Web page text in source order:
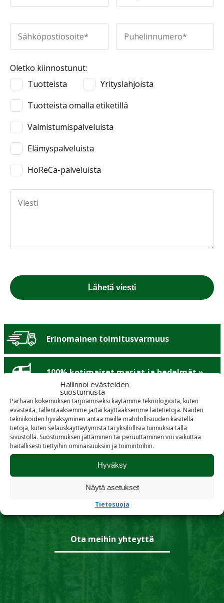
Hallinnoi evästeiden
suostumusta
Parhaan kokemuksen tarjoamiseksi käytämme teknologioita, kuten
evästeitä, tallentaaksemme ja/tai käyttääksemme laitetietoja. Näiden
tekniikoiden hyväksyminen antaa meille mahdollisuuden käsitellä
tietoja, kuten selauskäyttäytymistä tai yksilöllisiä tunnuksia tällä
sivustolla. Suostumuksen jättäminen tai peruuttaminen voi vaikuttaa
haitallisesti tiettyihin ominaisuuksiin ja toimintoihin.
Hyväksy
Näytä asetukset
Tietosuoja
Oletko kiinnostunut:
Tuotteista
Yrityslahjoista
Tuotteista omalla etiketillä
Valmistumispalveluista
Elämyspalveluista
HoReCa-palveluista
Erinomainen toimitusvarmuus
100% kotimaiset marjat ja hedelmät »
Tyytyväiset asiakkaat »
Kaipaatko lisätietoja tai
onko sinulla kysyttävää?
Ota meihin yhteyttä